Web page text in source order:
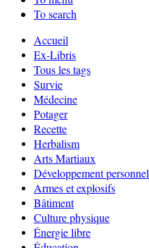
To search
Accueil
Ex-Libris
Tous les tags
Survie
Médecine
Potager
Recette
Herbalism
Arts Martiaux
Développement personnel
Armes et explosifs
Bâtiment
Culture physique
Énergie libre